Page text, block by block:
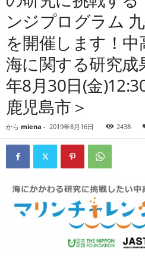
ンジプログラム
を開催します！
海に関する研究成
年8月30日(金
鹿児島市＞
から miena - 2019年8月16日 2438